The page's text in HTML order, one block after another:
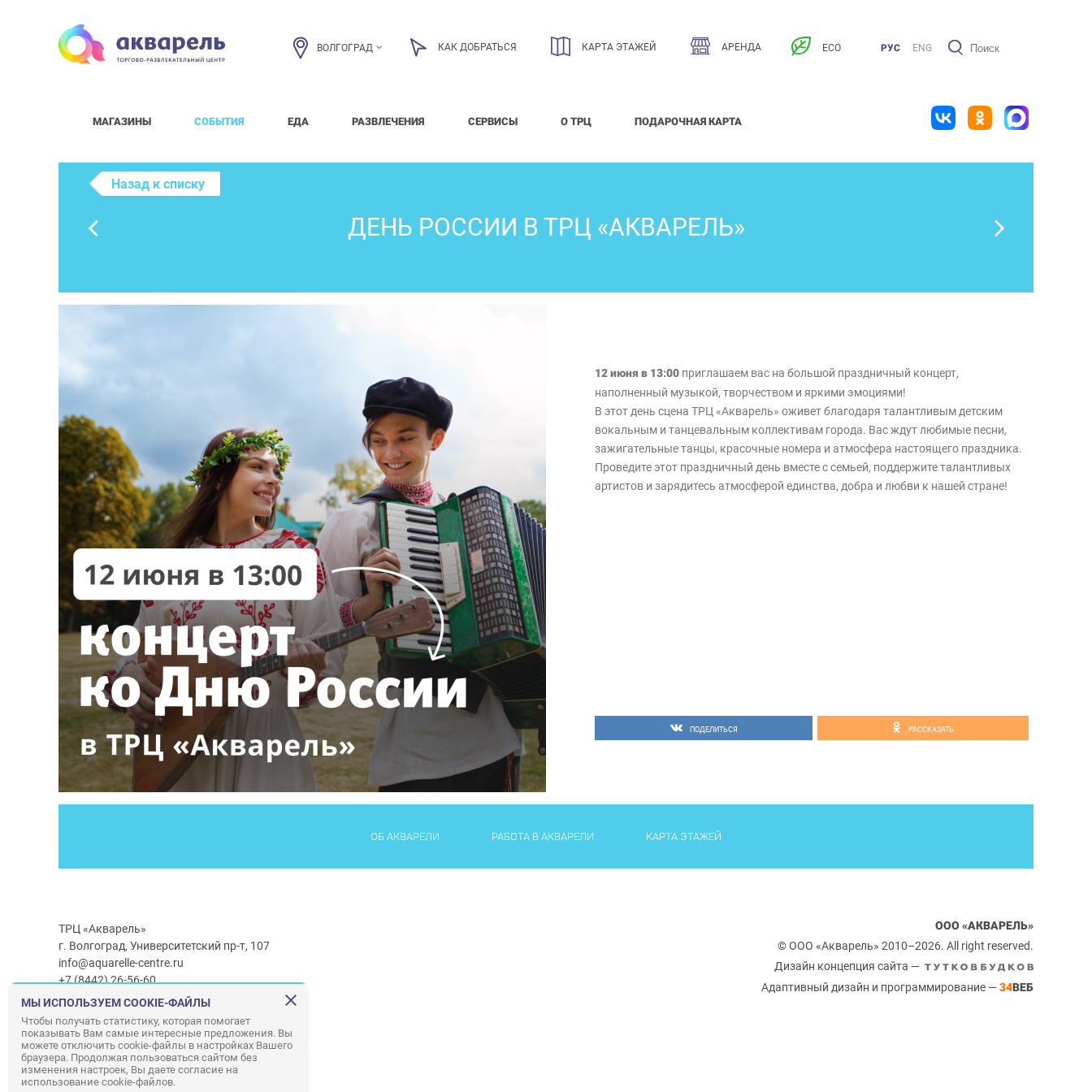
ВОЛГОГРАД КАК ДОБРАТЬСЯ КАРТА ЭТАЖЕЙ АРЕНДА ECO РУС ENG
МАГАЗИНЫ СОБЫТИЯ ЕДА РАЗВЛЕЧЕНИЯ СЕРВИСЫ О ТРЦ ПОДАРОЧНАЯ КАРТА
Назад к списку
ДЕНЬ РОССИИ В ТРЦ «АКВАРЕЛЬ»
12 июня в 13:00 приглашаем вас на большой праздничный концерт,
наполненный музыкой, творчеством и яркими эмоциями!
В этот день сцена ТРЦ «Акварель» оживет благодаря талантливым детским
вокальным и танцевальным коллективам города. Вас ждут любимые песни,
зажигательные танцы, красочные номера и атмосфера настоящего праздника.
Проведите этот праздничный день вместе с семьей, поддержите талантливых
артистов и зарядитесь атмосферой единства, добра и любви к нашей стране!
ПОДЕЛИТЬСЯ РАССКАЗАТЬ
ОБ АКВАРЕЛИ РАБОТА В АКВАРЕЛИ КАРТА ЭТАЖЕЙ
ТРЦ «Акварель»
г. Волгоград, Университетский пр-т, 107
info@aquarelle-centre.ru
+7 (8442) 26-56-60
Часы работы ТРЦ: с 10:00 до 22:00
Часы работы г/м Ашан:с 08:00 до 23:00
Часы работыг/мЛемана ПРО:с 08:00 до 22:00
Правила посещения ТРЦ «Акварель»
ООО «АКВАРЕЛЬ»
© ООО «Акварель» 2010–2026. All right reserved.
Дизайн концепция сайта —
Адаптивный дизайн и программирование — 34ВЕБ
МЫ ИСПОЛЬЗУЕМ COOKIE-ФАЙЛЫ
Чтобы получать статистику, которая помогает
показывать Вам самые интересные предложения. Вы
можете отключить cookie-файлы в настройках Вашего
браузера. Продолжая пользоваться сайтом без
изменения настроек, Вы даете согласие на
использование cookie-файлов.